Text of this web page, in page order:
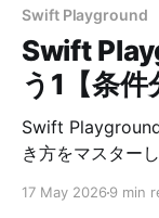
Swift Playground
Swift
う1【条
Swift
き方をマスター
を掲載しています
17 May 2026 9 min